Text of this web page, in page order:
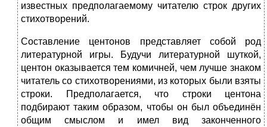
известных предполагаемому читателю строк других
стихотворений.
Составление центонов представляет собой род
литературной игры. Будучи литературной шуткой,
центон оказывается тем комичней, чем лучше знаком
читатель со стихотворениями, из которых были взяты
строки. Предполагается, что строки центона
подбирают таким образом, чтобы он был объединён
общим смыслом и имел вид законченного